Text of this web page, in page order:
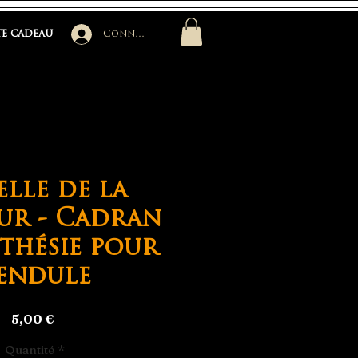
cadeau Connexion
de la
- Cadran
pour
5,00 €
Quantité *